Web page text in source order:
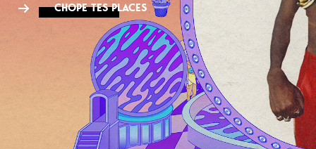
CHOPE TES PLACES